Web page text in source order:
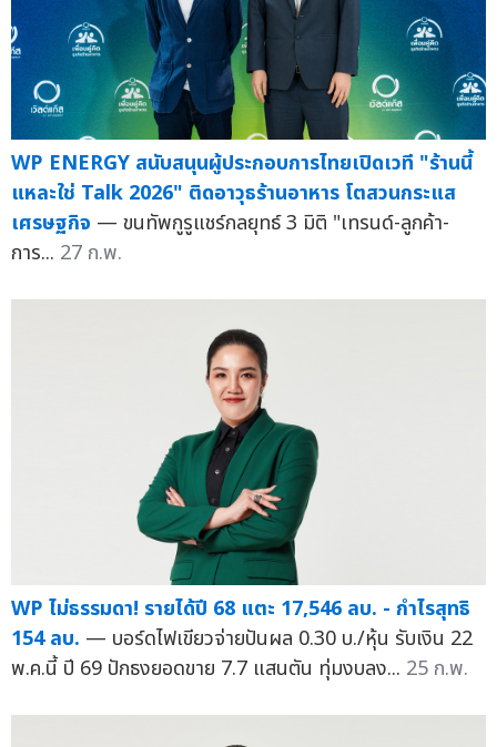
WP ENERGY สนับสนุนผู้ประกอบการไทยเปิดเวที "ร้านนี้
แหละใช่ Talk 2026" ติดอาวุธร้านอาหาร โตสวนกระแส
เศรษฐกิจ — ขนทัพกูรูแชร์กลยุทธ์ 3 มิติ "เทรนด์-ลูกค้า-
การ... 27 ก.พ.
WP ไม่ธรรมดา! รายได้ปี 68 แตะ 17,546 ลบ. - กำไรสุทธิ
154 ลบ. — บอร์ดไฟเขียวจ่ายปันผล 0.30 บ./หุ้น รับเงิน 22
พ.ค.นี้ ปี 69 ปักธงยอดขาย 7.7 แสนตัน ทุ่มงบลง... 25 ก.พ.